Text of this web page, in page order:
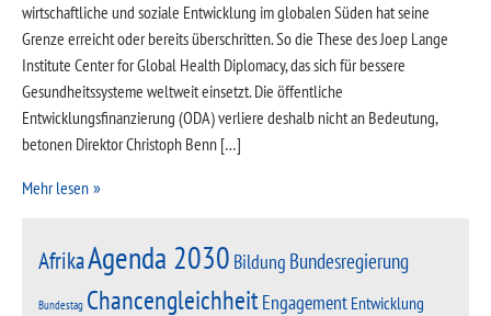
wirtschaftliche und soziale Entwicklung im globalen Süden hat seine
Grenze erreicht oder bereits überschritten. So die These des Joep Lange
Institute Center for Global Health Diplomacy, das sich für bessere
Gesundheitssysteme weltweit einsetzt. Die öffentliche
Entwicklungsfinanzierung (ODA) verliere deshalb nicht an Bedeutung,
betonen Direktor Christoph Benn […]
Mehr lesen
AfrikaAgenda 2030 Bildung Bundesregierung
Bundestag ChancengleichheitEngagement Entwicklung